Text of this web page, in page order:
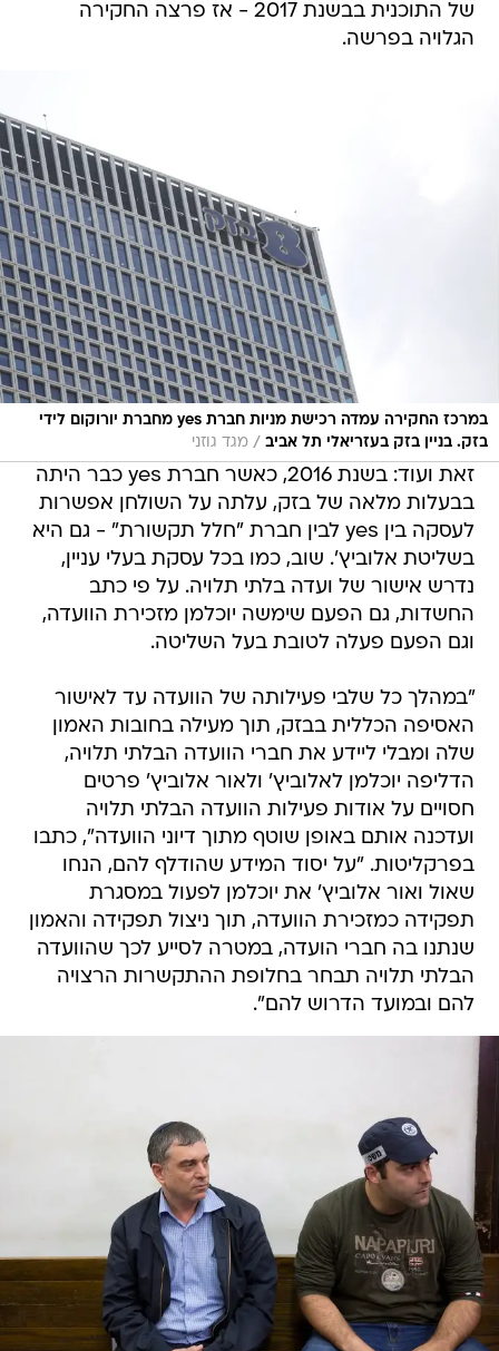
של התוכנית בבשנת 2017 - אז פרצה החקירה
הגלויה בפרשה.
במרכז החקירה עמדה רכישת מניות חברת yes מחברת יורוקום לידי
בזק. בניין בזק בעזריאלי תל אביב / מגד גוזני
זאת ועוד: בשנת 2016, כאשר חברת yes כבר היתה
בבעלות מלאה של בזק, עלתה על השולחן אפשרות
לעסקה בין yes לבין חברת "חלל תקשורת" - גם היא
בשליטת אלוביץ'. שוב, כמו בכל עסקת בעלי עניין,
נדרש אישור של ועדה בלתי תלויה. על פי כתב
החשדות, גם הפעם שימשה יוכלמן מזכירת הוועדה,
וגם הפעם פעלה לטובת בעל השליטה.
"במהלך כל שלבי פעילותה של הוועדה עד לאישור
האסיפה הכללית בבזק, תוך מעילה בחובות האמון
שלה ומבלי ליידע את חברי הוועדה הבלתי תלויה,
הדליפה יוכלמן לאלוביץ' ולאור אלוביץ' פרטים
חסויים על אודות פעילות הוועדה הבלתי תלויה
ועדכנה אותם באופן שוטף מתוך דיוני הוועדה", כתבו
בפרקליטות. "על יסוד המידע שהודלף להם, הנחו
שאול ואור אלוביץ' את יוכלמן לפעול במסגרת
תפקידה כמזכירת הוועדה, תוך ניצול תפקידה והאמון
שנתנו בה חברי הועדה, במטרה לסייע לכך שהוועדה
הבלתי תלויה תבחר בחלופת ההתקשרות הרצויה
להם ובמועד הדרוש להם".